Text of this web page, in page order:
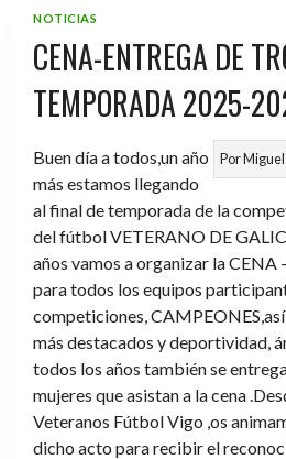
NOTICIAS
CENA-ENTREGA DE
TEMPORADA 2025-
Por
Buen día a todos,un año
más estamos llegando
al final de temporada de la
del fútbol VETERANO DE
años vamos a organizar la CENA
para todos los equipos
competiciones,
más destacados y deportividad,
todos los años también se
mujeres que asistan a la cena
Veteranos Fútbol Vigo ,os
dicho acto para recibir el